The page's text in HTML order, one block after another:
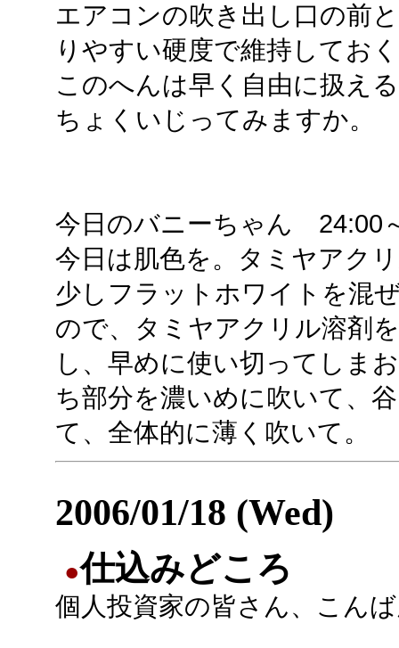
エアコンの吹き出し口の前
りやすい硬度で維持してお
このへんは早く自由に扱え
ちょくいじってみますか。
今日のバニーちゃん 24:00
今日は肌色を。タミヤアク
少しフラットホワイトを混
ので、タミヤアクリル溶剤
し、早めに使い切ってしま
ち部分を濃いめに吹いて、
て、全体的に薄く吹いて。
2006/01/18 (Wed)
●仕込みどころ
個人投資家の皆さん、こん